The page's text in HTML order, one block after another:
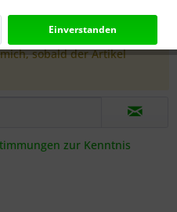
nicht zur Verfügung!
sobald der Artikel
zur Kenntnis
Einverstanden